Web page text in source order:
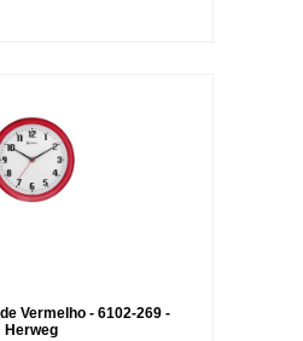
Vermelho - 6102-269 -
Herweg